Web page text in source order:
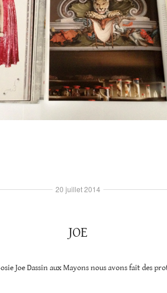
JOE
Joe Dassin aux Mayons nous avons fait des
20 juillet 2014